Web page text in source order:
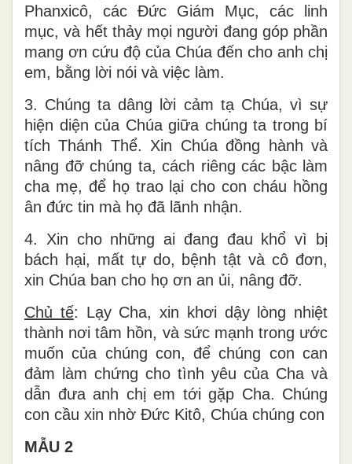
Phanxicô, các Đức Giám Mục, các linh
mục, và hết thảy mọi người đang góp phần
mang ơn cứu độ của Chúa đến cho anh chị
em, bằng lời nói và việc làm.
3. Chúng ta dâng lời cảm tạ Chúa, vì sự
hiện diện của Chúa giữa chúng ta trong bí
tích Thánh Thể. Xin Chúa đồng hành và
nâng đỡ chúng ta, cách riêng các bậc làm
cha mẹ, để họ trao lại cho con cháu hồng
ân đức tin mà họ đã lãnh nhận.
4. Xin cho những ai đang đau khổ vì bị
bách hại, mất tự do, bệnh tật và cô đơn,
xin Chúa ban cho họ ơn an ủi, nâng đỡ.
Chủ tế: Lạy Cha, xin khơi dậy lòng nhiệt
thành nơi tâm hồn, và sức mạnh trong ước
muốn của chúng con, để chúng con can
đảm làm chứng cho tình yêu của Cha và
dẫn đưa anh chị em tới gặp Cha. Chúng
con cầu xin nhờ Đức Kitô, Chúa chúng con
MẪU 2